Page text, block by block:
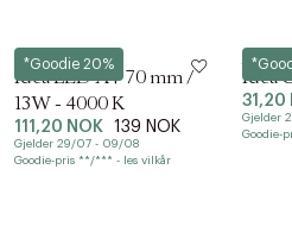
*Goodie 20%
UMAGE
Idea LED A+ 70 mm /
13W - 4000 K
111,20 NOK 139 NOK
Gjelder 29/07 - 09/08
Goodie-pris **/*** - les vilkår
UMAGE
Idea
31,20
Gjelder
Goodie-